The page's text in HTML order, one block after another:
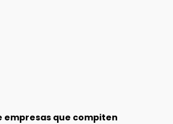
empresas que compiten